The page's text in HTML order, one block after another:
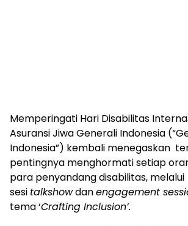
Memperingati Hari Disabilitas
Asuransi Jiwa Generali Indonesia
Indonesia”) kembali menegaskan
pentingnya menghormati setiap
para penyandang disabilitas, melalui
sesi talkshowdanengagement
tema ‘Crafting Inclusion’.